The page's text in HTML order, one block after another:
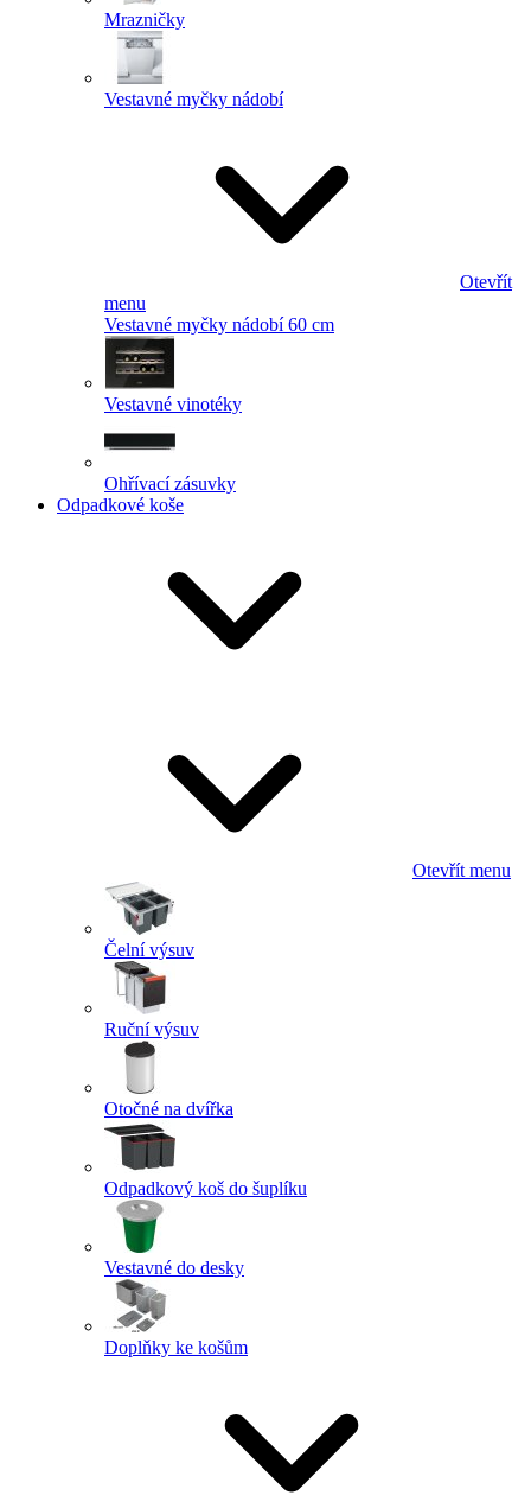
Mrazničky
Vestavné myčky nádobí
Otevřít
menu
Vestavné myčky nádobí 60 cm
Vestavné vinotéky
Ohřívací zásuvky
Odpadkové koše
Otevřít menu
Čelní výsuv
Ruční výsuv
Otočné na dvířka
Odpadkový koš do šuplíku
Vestavné do desky
Doplňky ke košům